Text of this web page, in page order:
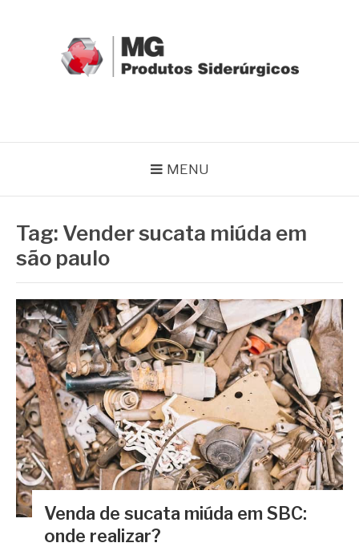
MENU
Tag: Vender sucata miúda em
são paulo
Venda de sucata miúda em SBC:
onde realizar?